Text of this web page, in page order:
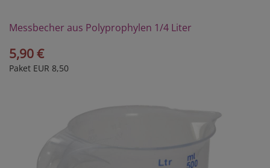
Messbecher aus Polyprophylen 1/4 Liter
5,90 €
Paket EUR 8,50